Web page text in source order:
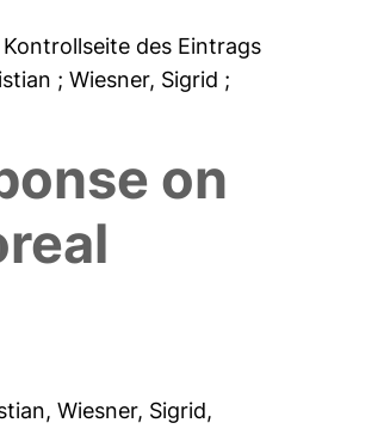
Kontrollseite des Eintrags
; Wiesner, Sigrid ;
on
,Wiesner, Sigrid,